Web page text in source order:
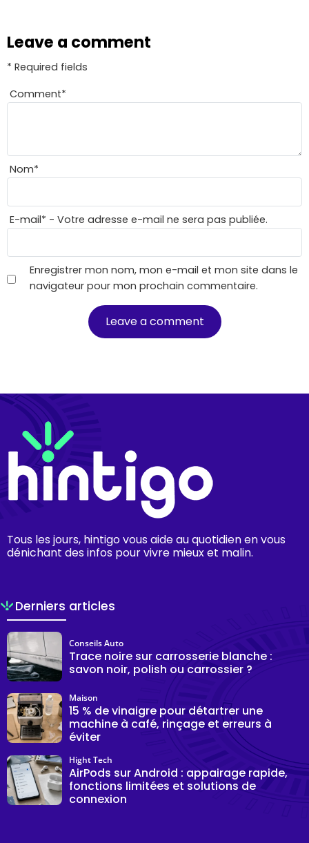
Leave a comment
* Required fields
Comment*
Nom*
E-mail* - Votre adresse e-mail ne sera pas publiée.
Enregistrer mon nom, mon e-mail et mon site dans le
navigateur pour mon prochain commentaire.
Tous les jours, hintigo vous aide au quotidien en vous
dénichant des infos pour vivre mieux et malin.
Derniers articles
Trace noire sur carrosserie blanche :
savon noir, polish ou carrossier ?
Conseils Auto
15 % de vinaigre pour détartrer une
machine à café, rinçage et erreurs à
éviter
Maison
AirPods sur Android : appairage rapide,
fonctions limitées et solutions de
connexion
Hight Tech